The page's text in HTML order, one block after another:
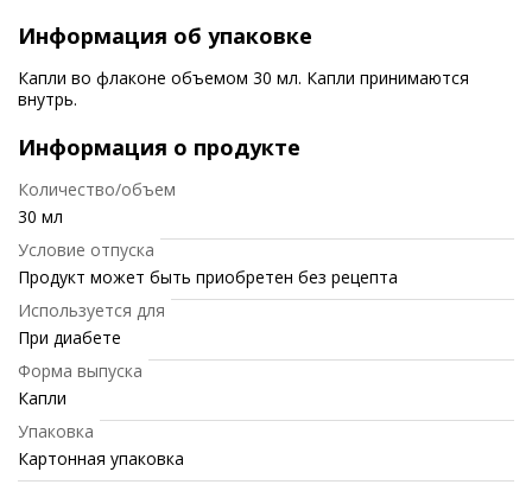
Информация об упаковке
Капли во флаконе объемом 30 мл. Капли принимаются
внутрь.
Информация о продукте
Количество/объем
30 мл
Условие отпуска
Продукт может быть приобретен без рецепта
Используется для
При диабете
Форма выпуска
Капли
Упаковка
Картонная упаковка